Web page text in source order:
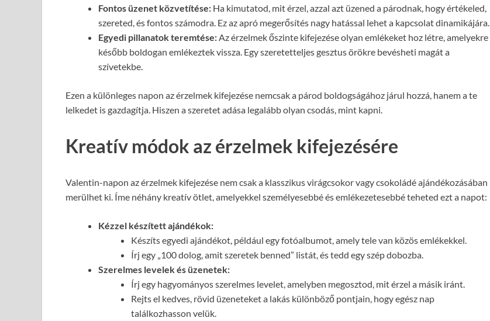
Fontos üzenet közvetítése: Ha kimutatod, mit érzel, azzal azt üzened a párodnak, hogy értékeled,
szereted, és fontos számodra. Ez az apró megerősítés nagy hatással lehet a kapcsolat dinamikájára.
Egyedi pillanatok teremtése:Az érzelmek őszinte kifejezése olyan emlékeket hoz létre, amelyekre
később boldogan emlékeztek vissza. Egy szeretetteljes gesztus örökre bevésheti magát a
szívetekbe.
Ezen a különleges napon az érzelmek kifejezése nemcsak a párod boldogságához járul hozzá, hanem a te
lelkedet is gazdagítja. Hiszen a szeretet adása legalább olyan csodás, mint kapni.
Kreatív módok az érzelmek kifejezésére
Valentin-napon az érzelmek kifejezése nem csak a klasszikus virágcsokor vagy csokoládé ajándékozásában
merülhet ki. Íme néhány kreatív ötlet, amelyekkel személyesebbé és emlékezetesebbé teheted ezt a napot:
Kézzel készített ajándékok:
Készíts egyedi ajándékot, például egy fotóalbumot, amely tele van közös emlékekkel.
Írj egy „100 dolog, amit szeretek benned” listát, és tedd egy szép dobozba.
Szerelmes levelek és üzenetek:
Írj egy hagyományos szerelmes levelet, amelyben megosztod, mit érzel a másik iránt.
Rejts el kedves, rövid üzeneteket a lakás különböző pontjain, hogy egész nap
találkozhasson velük.